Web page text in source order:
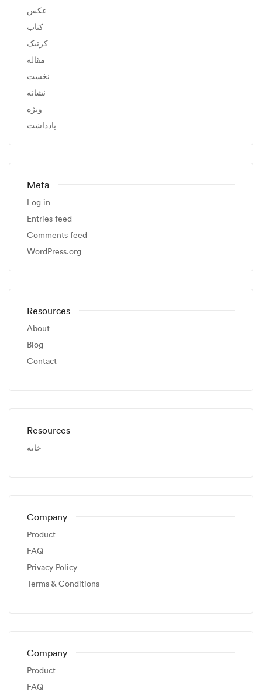
عکس
کتاب
کرتیک
مقاله
نخست
نشانه
ویژه
یادداشت
Meta
Log in
Entries feed
Comments feed
WordPress.org
Resources
About
Blog
Contact
Resources
خانه
Company
Product
FAQ
Privacy Policy
Terms & Conditions
Company
Product
FAQ